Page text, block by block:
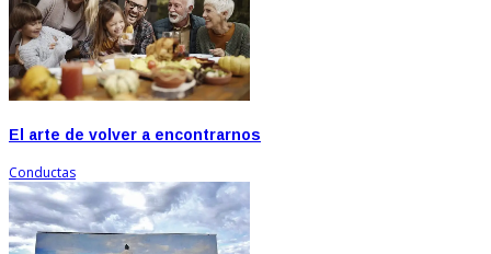
El arte de volver a encontrarnos
Conductas